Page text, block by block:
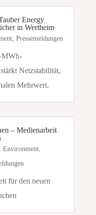
Energy
in Wertheim
, Pressemeldungen
MWh-
Netzstabilität,
Mehrwert.
– Medienarbeit
Environment,
für den neuen